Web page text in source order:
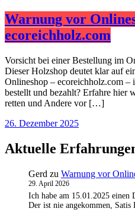
Warnung vor
ecoreichholz.com
Vorsicht bei einer Bestellung im
Dieser Holzshop deutet klar auf
Onlineshop – ecoreichholz.com –
bestellt und bezahlt? Erfahre hier
retten und Andere vor […]
26. Dezember 2025
Aktuelle
Gerd zu Warnung vor
29. April 2026
Ich habe am 15.01.2025 einen
Der ist nie angekommen, Satis